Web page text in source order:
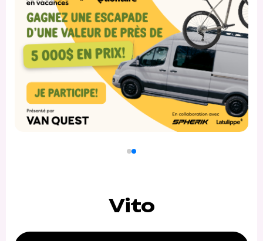
Vito